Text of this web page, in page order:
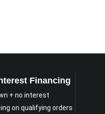
Financing
+ no interest
on qualifying orders